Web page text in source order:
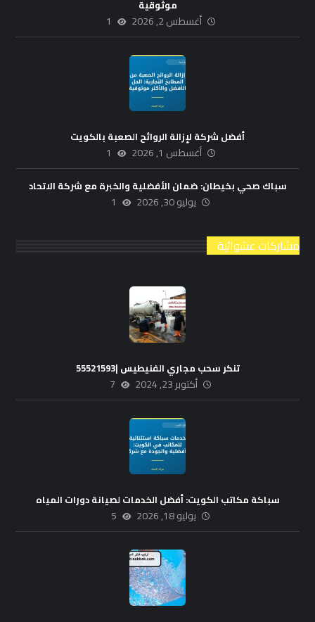
موثوقية
أغسطس 2, 2026 1
أفضل شركة لإزالة الروائح الصعبة بالكويت
أغسطس 1, 2026 1
سباك صحي بخيطان: ضمان الأفضلية والخبرة مع شركة الاتحاد
يوليو 30, 2026 1
مشاركات عشوائية
تنكر سحب مجاري الفنيطيس |55521593
أكتوبر 23, 2024 7
سباكة مكاتب الكويت: أفضل الخدمات لصيانة دورات المياه
يوليو 18, 2026 5